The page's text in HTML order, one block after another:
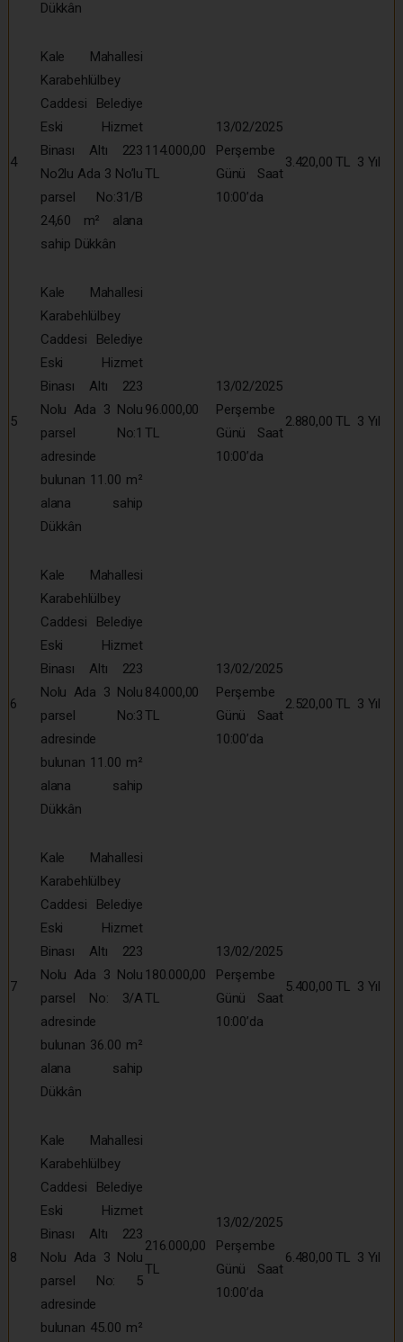
Dükkân
4
Kale Mahallesi
Karabehlülbey
Caddesi Belediye
Eski Hizmet
Binası Altı 223
No2lu Ada 3 No’lu
parsel No:31/B
24,60 m² alana
sahip Dükkân
114.000,00
TL
13/02/2025
Perşembe
Günü Saat
10:00’da
3.420,00 TL 3 Yıl
5
Kale Mahallesi
Karabehlülbey
Caddesi Belediye
Eski Hizmet
Binası Altı 223
Nolu Ada 3 Nolu
parsel No:1
adresinde
bulunan 11.00 m²
alana sahip
Dükkân
96.000,00
TL
13/02/2025
Perşembe
Günü Saat
10:00’da
2.880,00 TL 3 Yıl
6
Kale Mahallesi
Karabehlülbey
Caddesi Belediye
Eski Hizmet
Binası Altı 223
Nolu Ada 3 Nolu
parsel No:3
adresinde
bulunan 11.00 m²
alana sahip
Dükkân
84.000,00
TL
13/02/2025
Perşembe
Günü Saat
10:00’da
2.520,00 TL 3 Yıl
7
Kale Mahallesi
Karabehlülbey
Caddesi Belediye
Eski Hizmet
Binası Altı 223
Nolu Ada 3 Nolu
parsel No: 3/A
adresinde
bulunan 36.00 m²
alana sahip
Dükkân
180.000,00
TL
13/02/2025
Perşembe
Günü Saat
10:00’da
5.400,00 TL 3 Yıl
8
Kale Mahallesi
Karabehlülbey
Caddesi Belediye
Eski Hizmet
Binası Altı 223
Nolu Ada 3 Nolu
parsel No: 5
adresinde
bulunan 45.00 m²
216.000,00
TL
13/02/2025
Perşembe
Günü Saat
10:00’da
6.480,00 TL 3 Yıl